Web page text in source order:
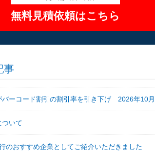
無料見積依頼はこちら
事
バーコード割引の割引率を引き下げ 2026年10
ついて
のおすすめ企業としてご紹介いただきました